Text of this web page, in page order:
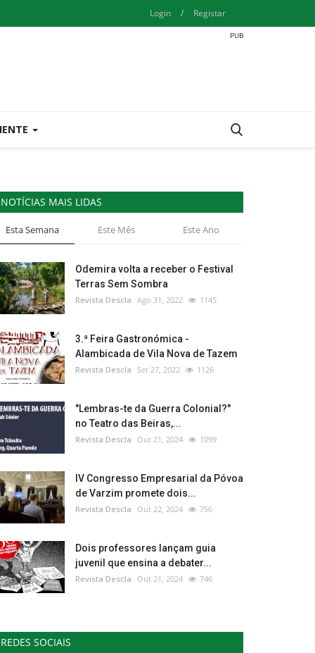
Login / Registar
NOTÍCIAS MAIS LIDAS
Esta Semana Este Mês Este Ano
Odemira volta a receber o Festival
Terras Sem Sombra
Revista Descla Ago 31, 2022 1145
3.ª Feira Gastronómica -
Alambicada de Vila Nova de Tazem
Revista Descla Set 27, 2022 1126
"Lembras-te da Guerra Colonial?"
no Teatro das Beiras,...
Revista Descla Out 21, 2024 1099
IV Congresso Empresarial da Póvoa
de Varzim promete dois...
Revista Descla Out 22, 2024 756
Dois professores lançam guia
juvenil que ensina a debater...
Revista Descla Out 21, 2024 746
REDES SOCIAIS